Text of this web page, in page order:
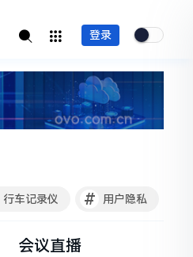
登录
行车记录仪 # 用户隐私
会议直播